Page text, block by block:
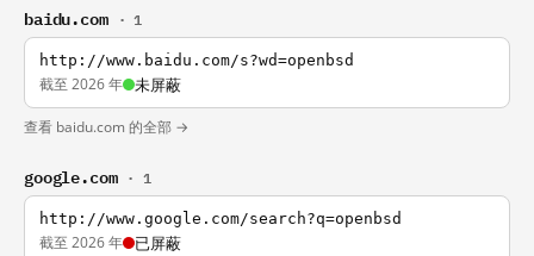
baidu.com · 1
http://www.baidu.com/s?wd=openbsd
截至 2026 年 未屏蔽
查看 baidu.com 的全部 →
google.com · 1
http://www.google.com/search?q=openbsd
截至 2026 年 已屏蔽